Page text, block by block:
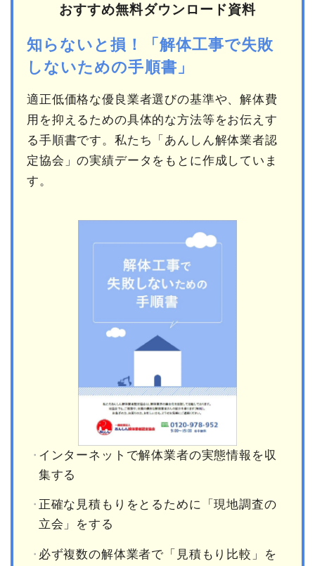
おすすめ無料ダウンロード資料
知らないと損！「解体工事で失敗
しないための手順書」
適正低価格な優良業者選びの基準や、解体費
用を抑えるための具体的な方法等をお伝えす
る手順書です。私たち「あんしん解体業者認
定協会」の実績データをもとに作成していま
す。
インターネットで解体業者の実態情報を収
集する
正確な見積もりをとるために「現地調査の
立会」をする
必ず複数の解体業者で「見積もり比較」を